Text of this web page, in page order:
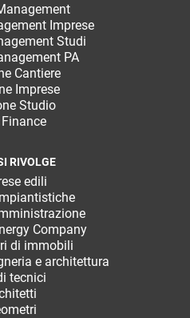
Imprese
Studi
PA
Cantiere
Imprese
Studio
RIVOLGE
edili
Company
di immobili
e architettura
tecnici